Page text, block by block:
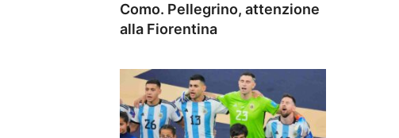
Como. Pellegrino, attenzione
alla Fiorentina